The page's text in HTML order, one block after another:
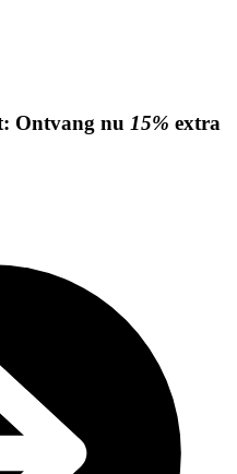
Ontvang nu 15% extra